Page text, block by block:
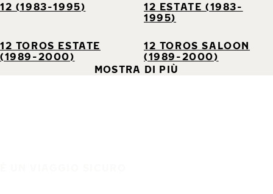
12 (1983-1995)
12 ESTATE (1983-
1995)
12 TOROS ESTATE
(1989-2000)
12 TOROS SALOON
(1989-2000)
MOSTRA DI PIÙ